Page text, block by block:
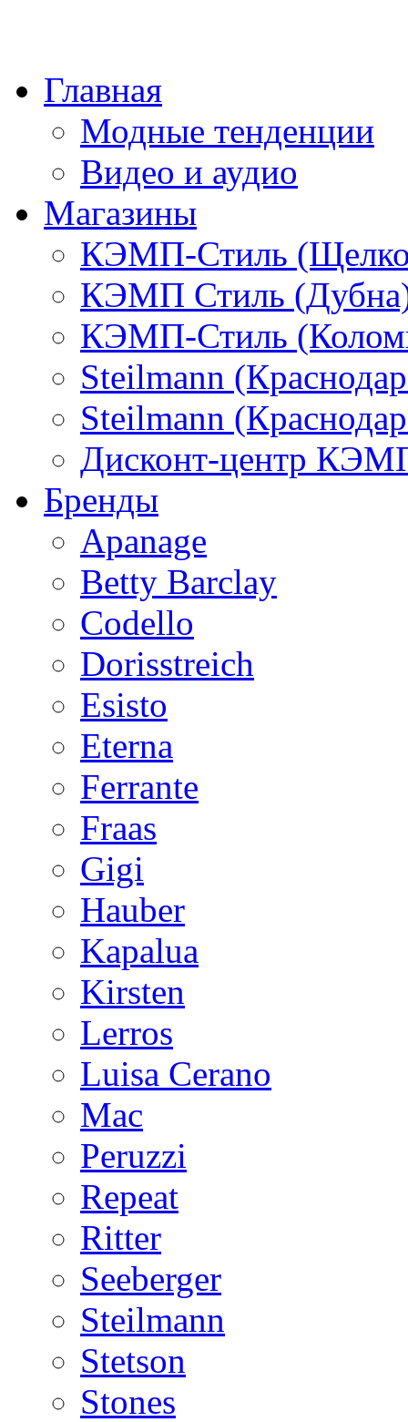
Главная
Модные тенденции
Видео и аудио
Магазины
КЭМП-Стиль
КЭМП Стиль
КЭМП-Стиль
Steilmann
Steilmann
Дисконт-центр
Бренды
Apanage
Betty Barclay
Codello
Dorisstreich
Esisto
Eterna
Ferrante
Fraas
Gigi
Hauber
Kapalua
Kirsten
Lerros
Luisa Cerano
Mac
Peruzzi
Repeat
Ritter
Seeberger
Steilmann
Stetson
Stones